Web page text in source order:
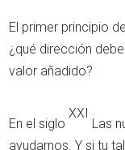
El primer principio
¿qué dirección
valor añadido?
En el siglo
XXI
Las
ayudarnos. Y si tu